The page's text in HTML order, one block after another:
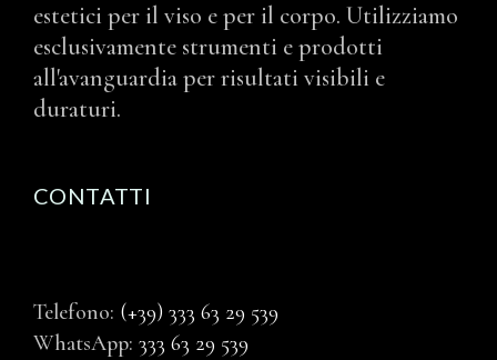
estetici per il viso e per il corpo. Utilizziamo
esclusivamente strumenti e prodotti
all'avanguardia per risultati visibili e
duraturi.
CONTATTI
Telefono: (+39) 333 63 29 539
WhatsApp: 333 63 29 539